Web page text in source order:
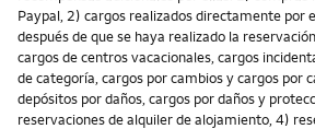
Paypal, 2) cargos realizados directamente por
después de que se haya realizado la
cargos de centros vacacionales, cargos
de categoría, cargos por cambios y cargos por
depósitos por daños, cargos por daños y
reservaciones de alquiler de alojamiento, 4)